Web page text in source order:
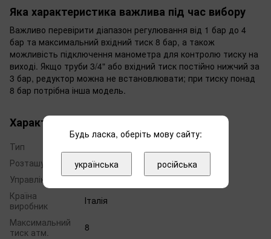
Яка характеристика важлива під час вибору
Важливо перевірити діапазон регулювання від 1 бар до 4
бар та максимальний вхідний тиск 8 бар, а також
можливість підключення манометра для контролю тиску на
виході. Якщо труби 3/4" або вхідний тиск постійно нижчий за
3 бар, редуктор можна не встановлювати; при тиску понад
8 бар потрібна інша модель.
Характеристики
Тип
Розташування
горизонтально
Управління
механічне
Країна
виробник
Італія
Максимальний
тиск атм.
8
Будь ласка, оберіть мову сайту:
українська російська